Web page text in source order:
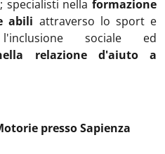
nella formazione
abili attraverso lo sport e
sociale ed
relazione d'aiuto a
presso Sapienza